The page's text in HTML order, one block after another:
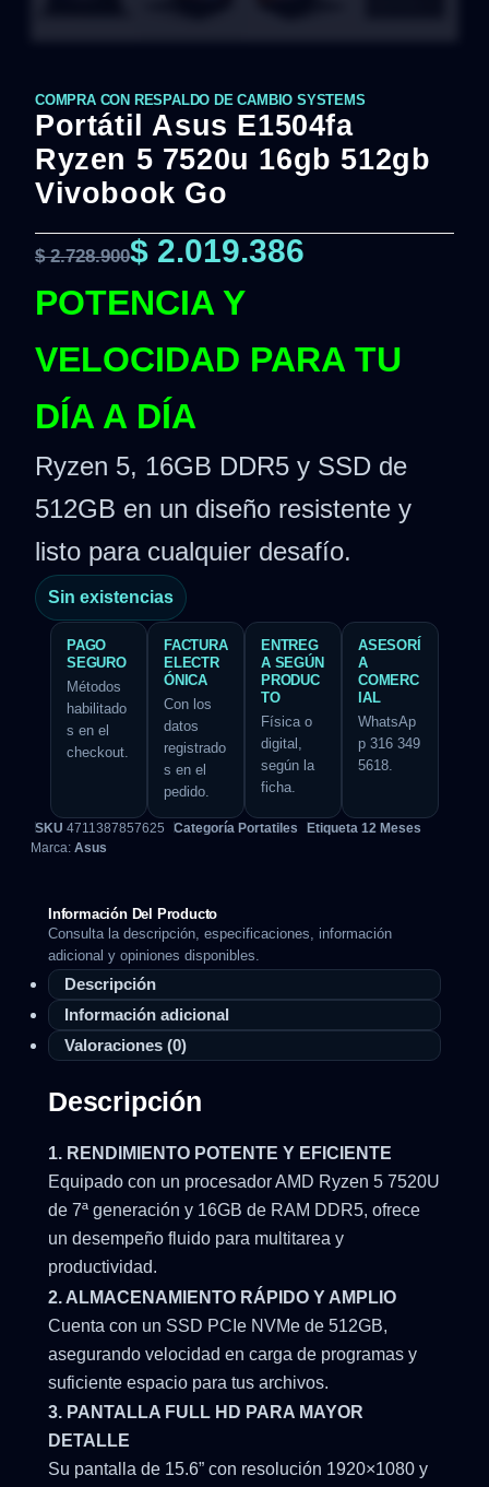
COMPRA CON RESPALDO DE CAMBIO SYSTEMS
Portátil Asus E1504fa
Ryzen 5 7520u 16gb 512gb
Vivobook Go
$2.728.900$ 2.019.386
POTENCIA Y
VELOCIDAD PARA TU
DÍA A DÍA
Ryzen 5, 16GB DDR5 y SSD de
512GB en un diseño resistente y
listo para cualquier desafío.
Sin existencias
PAGO
SEGURO
Métodos
habilitado
s en el
checkout.
FACTURA
ELECTR
ÓNICA
Con los
datos
registrado
s en el
pedido.
ENTREG
A SEGÚN
PRODUC
TO
Física o
digital,
según la
ficha.
ASESORÍ
A
COMERC
IAL
WhatsAp
p 316 349
5618.
SKU 4711387857625 Categoría Portatiles Etiqueta 12 Meses
Marca: Asus
Información Del Producto
Consulta la descripción, especificaciones, información
adicional y opiniones disponibles.
Descripción
Información adicional
Valoraciones (0)
Descripción
1. RENDIMIENTO POTENTE Y EFICIENTE
Equipado con un procesador AMD Ryzen 5 7520U
de 7ª generación y 16GB de RAM DDR5, ofrece
un desempeño fluido para multitarea y
productividad.
2. ALMACENAMIENTO RÁPIDO Y AMPLIO
Cuenta con un SSD PCIe NVMe de 512GB,
asegurando velocidad en carga de programas y
suficiente espacio para tus archivos.
3. PANTALLA FULL HD PARA MAYOR
DETALLE
Su pantalla de 15.6” con resolución 1920×1080 y